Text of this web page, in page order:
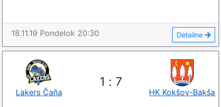
18.11.19 Pondelok 20:30 Detailne
1 : 7
Lakers Čaňa HK Kokšov-Bakša